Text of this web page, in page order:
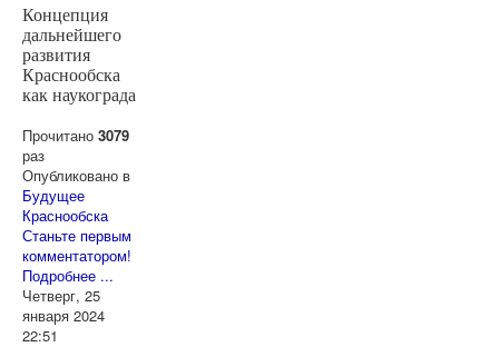
Концепция
дальнейшего
развития
Краснообска
как наукограда
Прочитано 3079
раз
Опубликовано в
Будущее
Краснообска
Станьте первым
комментатором!
Подробнее ...
Четверг, 25
января 2024
22:51